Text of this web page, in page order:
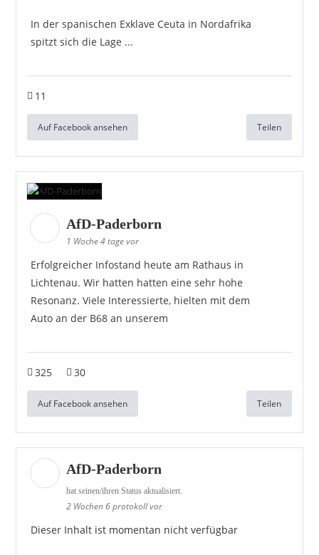
In der spanischen Exklave Ceuta in Nordafrika
spitzt sich die Lage ...
11
Auf Facebook ansehen Teilen
AfD-Paderborn
1 Woche 4 tage vor
Erfolgreicher Infostand heute am Rathaus in
Lichtenau. Wir hatten hatten eine sehr hohe
Resonanz. Viele Interessierte, hielten mit dem
Auto an der B68 an unserem
325 30
Auf Facebook ansehen Teilen
AfD-Paderborn
hat seinen/ihren Status aktualisiert.
2 Wochen 6 protokoll vor
Dieser Inhalt ist momentan nicht verfügbar